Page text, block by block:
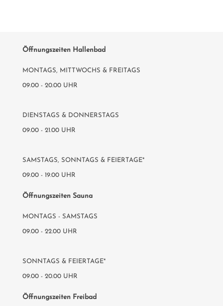
Öffnungszeiten Hallenbad
MONTAGS, MITTWOCHS & FREITAGS
09.00 - 20.00 UHR
DIENSTAGS & DONNERSTAGS
09.00 - 21.00 UHR
SAMSTAGS, SONNTAGS & FEIERTAGE*
09.00 - 19.00 UHR
Öffnungszeiten Sauna
MONTAGS - SAMSTAGS
09.00 - 22.00 UHR
SONNTAGS & FEIERTAGE*
09.00 - 20.00 UHR
Öffnungszeiten Freibad